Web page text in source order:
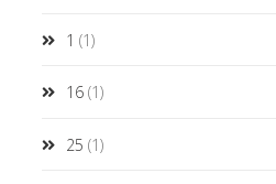
1 (1)
16 (1)
25 (1)